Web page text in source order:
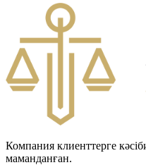
Компания клиенттерге
маманданған.